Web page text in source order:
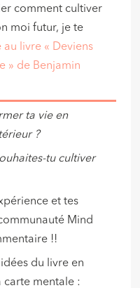
comment cultiver
moi futur, je te
au livre « Deviens
» de Benjamin
ta vie en
?
tu cultiver
et tes
Mind
!!
du livre en
mentale :